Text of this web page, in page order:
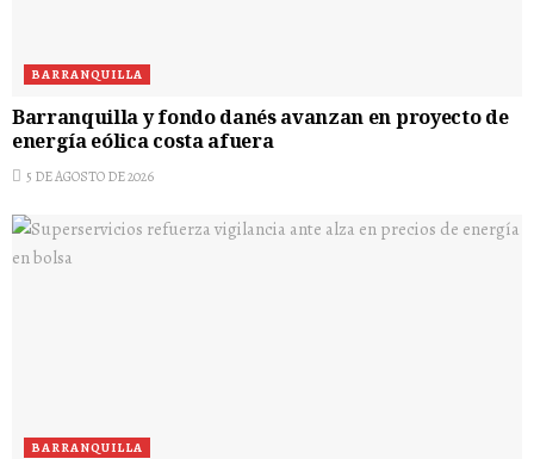
BARRANQUILLA
Barranquilla y fondo danés avanzan en proyecto de
energía eólica costa afuera
5 DE AGOSTO DE 2026
BARRANQUILLA